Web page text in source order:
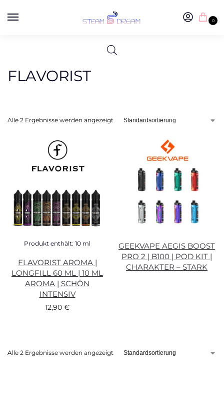
0
FLAVORIST
Alle 2 Ergebnisse werden angezeigt
Produkt enthält: 10 ml
FLAVORIST AROMA |
LONGFILL 60 ML | 10 ML
AROMA | SCHÖN
INTENSIV
12,90 €
GEEKVAPE AEGIS BOOST
PRO 2 | B100 | POD KIT |
CHARAKTER – STARK
Alle 2 Ergebnisse werden angezeigt